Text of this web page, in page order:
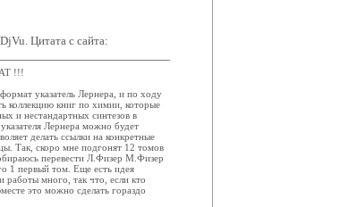
Цитата с сайта:
!!!
указатель Лернера, и по ходу
коллекцию книг по химии, которые
и нестандартных синтезов в
Лернера можно будет
делать ссылки на конкретные
Так, скоро мне подгонят 12 томов
перевести Л.Физер М.Физер
1 первый том. Еще есть идея
много, так что, если кто
это можно сделать гораздо